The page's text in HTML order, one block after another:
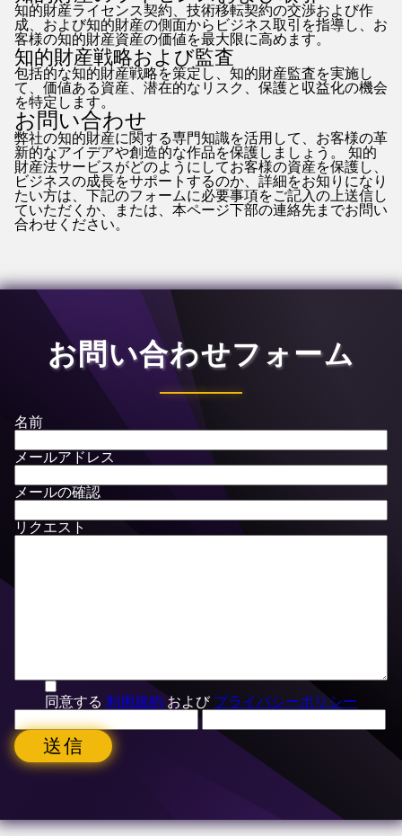
知的財産ライセンス契約、技術移転契約の交渉および作
成、および知的財産の側面からビジネス取引を指導し、お
客様の知的財産資産の価値を最大限に高めます。
知的財産戦略および監査
包括的な知的財産戦略を策定し、知的財産監査を実施し
て、価値ある資産、潜在的なリスク、保護と収益化の機会
を特定します。
お問い合わせ
弊社の知的財産に関する専門知識を活用して、お客様の革
新的なアイデアや創造的な作品を保護しましょう。 知的
財産法サービスがどのようにしてお客様の資産を保護し、
ビジネスの成長をサポートするのか、詳細をお知りになり
たい方は、下記のフォームに必要事項をご記入の上送信し
ていただくか、または、本ページ下部の連絡先までお問い
合わせください。
お問い合わせフォーム
名前
メールアドレス
メールの確認
リクエスト
同意する 利用規約 および プライバシーポリシー
送信